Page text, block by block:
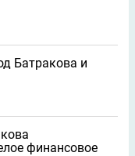
Батракова и
финансовое